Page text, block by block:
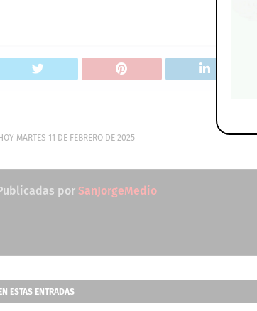
MARTES 11 DE FEBRERO DE 2025
por SanJorgeMedio
ESTAS ENTRADAS